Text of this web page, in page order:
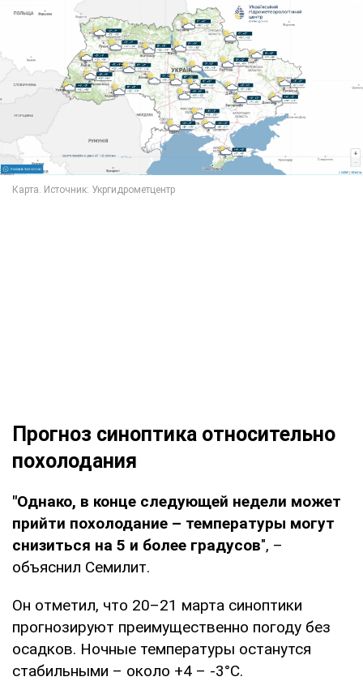
Прогноз синоптика относительно
похолодания
"Однако, в конце следующей недели может
прийти похолодание – температуры могут
снизиться на 5 и более градусов", –
объяснил Семилит.
Он отметил, что 20–21 марта синоптики
прогнозируют преимущественно погоду без
осадков. Ночные температуры останутся
стабильными – около +4 – -3°C.